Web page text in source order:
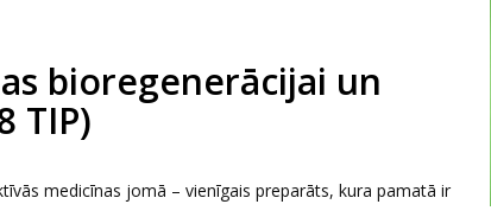
bioregenerācijai un
TIP)
medicīnas jomā – vienīgais preparāts, kura pamatā ir